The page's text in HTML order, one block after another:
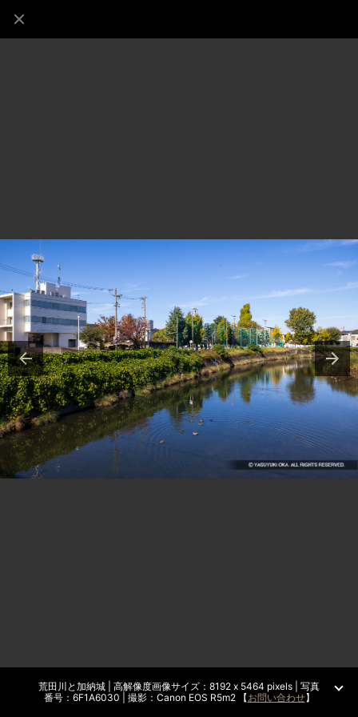
荒田川と加納城 | 高解像度画像サイズ：8192 x 5464 pixels | 写真
番号：6F1A6030 | 撮影：Canon EOS R5m2 【お問い合わせ】